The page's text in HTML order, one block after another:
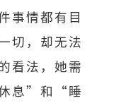
事情都有目
切，却无法
看法，她需
息”和“睡